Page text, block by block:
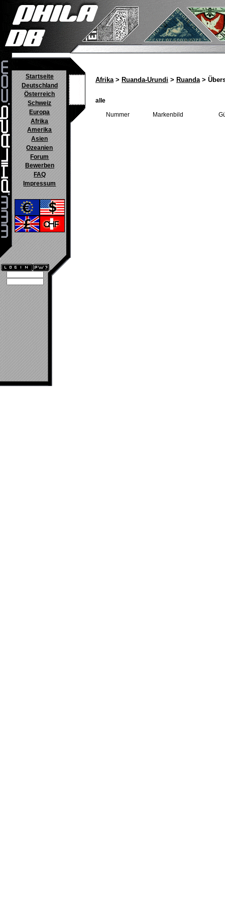
Startseite
Deutschland
Österreich
Schweiz
Europa
Afrika
Amerika
Asien
Ozeanien
Forum
Bewerben
FAQ
Impressum
Afrika> Ruanda-Urundi > Ruanda>
alle
Nummer Markenbild